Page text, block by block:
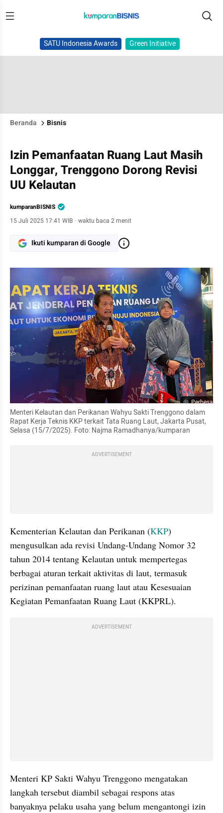
SATU Indonesia Awards Green Initiative
Beranda Bisnis
Izin Pemanfaatan Ruang Laut Masih
Longgar, Trenggono Dorong Revisi
UU Kelautan
kumparanBISNIS
15 Juli 2025 17:41 WIB · waktu baca 2 menit
Ikuti kumparan di Google
Perbesar
Menteri Kelautan dan Perikanan Wahyu Sakti Trenggono dalam
Rapat Kerja Teknis KKP terkait Tata Ruang Laut, Jakarta Pusat,
Selasa (15/7/2025). Foto: Najma Ramadhanya/kumparan
ADVERTISEMENT
Kementerian Kelautan dan Perikanan (KKP)
mengusulkan ada revisi Undang-Undang Nomor 32
tahun 2014 tentang Kelautan untuk mempertegas
berbagai aturan terkait aktivitas di laut, termasuk
perizinan pemanfaatan ruang laut atau Kesesuaian
Kegiatan Pemanfaatan Ruang Laut (KKPRL).
ADVERTISEMENT
Menteri KP Sakti Wahyu Trenggono mengatakan
langkah tersebut diambil sebagai respons atas
banyaknya pelaku usaha yang belum mengantongi izin